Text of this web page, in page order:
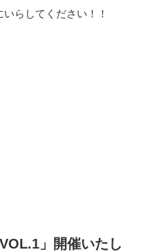
らしてください！！
」開催いたし